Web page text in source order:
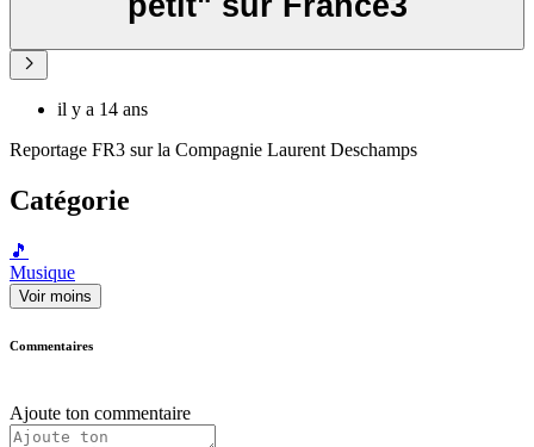
il y a 14 ans
Reportage FR3 sur la Compagnie Laurent Deschamps
Catégorie
🎵
Musique
Voir moins
Commentaires
Ajoute ton commentaire